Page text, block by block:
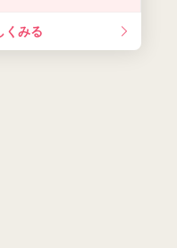
くみる